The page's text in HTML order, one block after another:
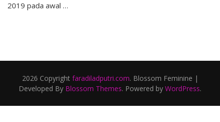
2019 pada awal …
2026 Copyright faradiladputri.com. Blossom Feminine |
Developed By Blossom Themes. Powered by WordPress.